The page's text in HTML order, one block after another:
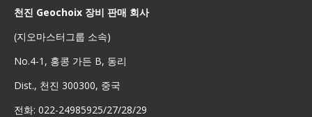
천진 Geochoix 장비 판매 회사
(지오마스터그룹 소속)
No.4-1, 홍콩 가든 B, 동리
Dist., 천진 300300, 중국
전화: 022-24985925/27/28/29